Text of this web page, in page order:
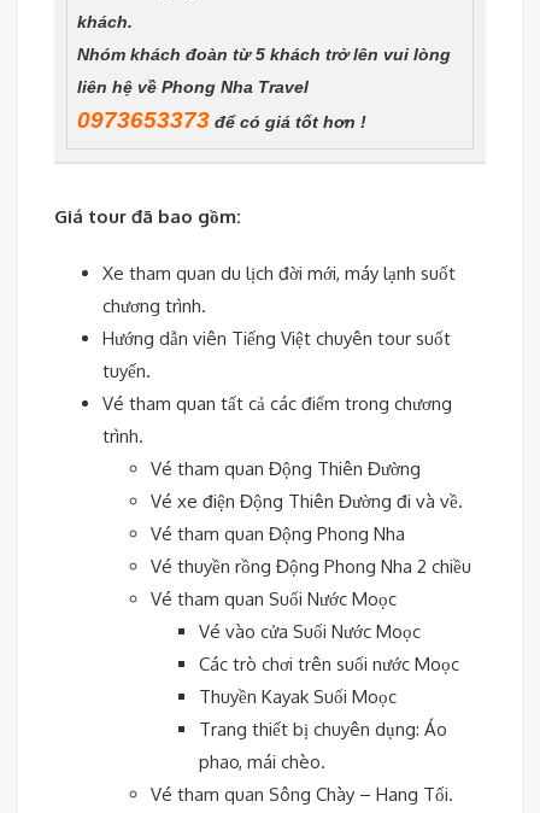
khách.
Nhóm khách đoàn từ 5 khách trở lên vui lòng
liên hệ về Phong Nha Travel
0973653373 để có giá tốt hơn !
Giá tour đã bao gồm:
Xe tham quan du lịch đời mới, máy lạnh suốt
chương trình.
Hướng dẫn viên Tiếng Việt chuyên tour suốt
tuyến.
Vé tham quan tất cả các điểm trong chương
trình.
Vé tham quan Động Thiên Đường
Vé xe điện Động Thiên Đường đi và về.
Vé tham quan Động Phong Nha
Vé thuyền rồng Động Phong Nha 2 chiều
Vé tham quan Suối Nước Moọc
Vé vào cửa Suối Nước Moọc
Các trò chơi trên suối nước Moọc
Thuyền Kayak Suối Moọc
Trang thiết bị chuyên dụng: Áo
phao, mái chèo.
Vé tham quan Sông Chày – Hang Tối.